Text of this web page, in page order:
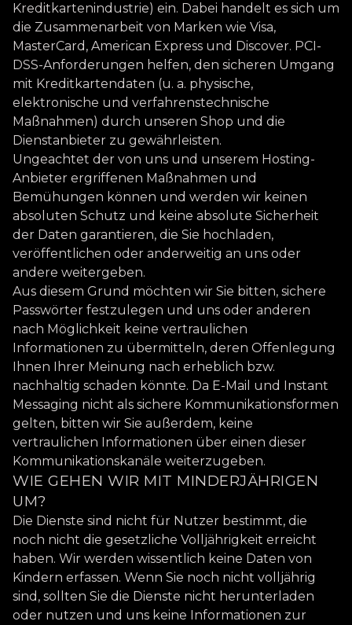
Kreditkartenindustrie) ein. Dabei handelt es sich um
die Zusammenarbeit von Marken wie Visa,
MasterCard, American Express und Discover. PCI-
DSS-Anforderungen helfen, den sicheren Umgang
mit Kreditkartendaten (u. a. physische,
elektronische und verfahrenstechnische
Maßnahmen) durch unseren Shop und die
Dienstanbieter zu gewährleisten.
Ungeachtet der von uns und unserem Hosting-
Anbieter ergriffenen Maßnahmen und
Bemühungen können und werden wir keinen
absoluten Schutz und keine absolute Sicherheit
der Daten garantieren, die Sie hochladen,
veröffentlichen oder anderweitig an uns oder
andere weitergeben.
Aus diesem Grund möchten wir Sie bitten, sichere
Passwörter festzulegen und uns oder anderen
nach Möglichkeit keine vertraulichen
Informationen zu übermitteln, deren Offenlegung
Ihnen Ihrer Meinung nach erheblich bzw.
nachhaltig schaden könnte. Da E-Mail und Instant
Messaging nicht als sichere Kommunikationsformen
gelten, bitten wir Sie außerdem, keine
vertraulichen Informationen über einen dieser
Kommunikationskanäle weiterzugeben.
WIE GEHEN WIR MIT MINDERJÄHRIGEN
UM?
Die Dienste sind nicht für Nutzer bestimmt, die
noch nicht die gesetzliche Volljährigkeit erreicht
haben. Wir werden wissentlich keine Daten von
Kindern erfassen. Wenn Sie noch nicht volljährig
sind, sollten Sie die Dienste nicht herunterladen
oder nutzen und uns keine Informationen zur